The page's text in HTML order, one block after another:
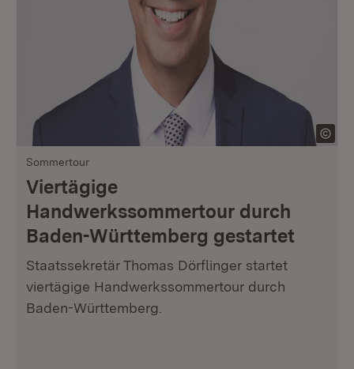
Sommertour
Viertägige
Handwerkssommertour durch
Baden-Württemberg gestartet
Staatssekretär Thomas Dörflinger startet
viertägige Handwerkssommertour durch
Baden-Württemberg.